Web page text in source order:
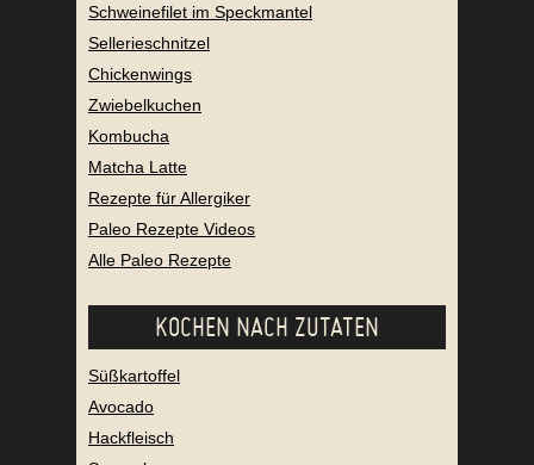
Schweinefilet im Speckmantel
Sellerieschnitzel
Chickenwings
Zwiebelkuchen
Kombucha
Matcha Latte
Rezepte für Allergiker
Paleo Rezepte Videos
Alle Paleo Rezepte
KOCHEN NACH ZUTATEN
Süßkartoffel
Avocado
Hackfleisch